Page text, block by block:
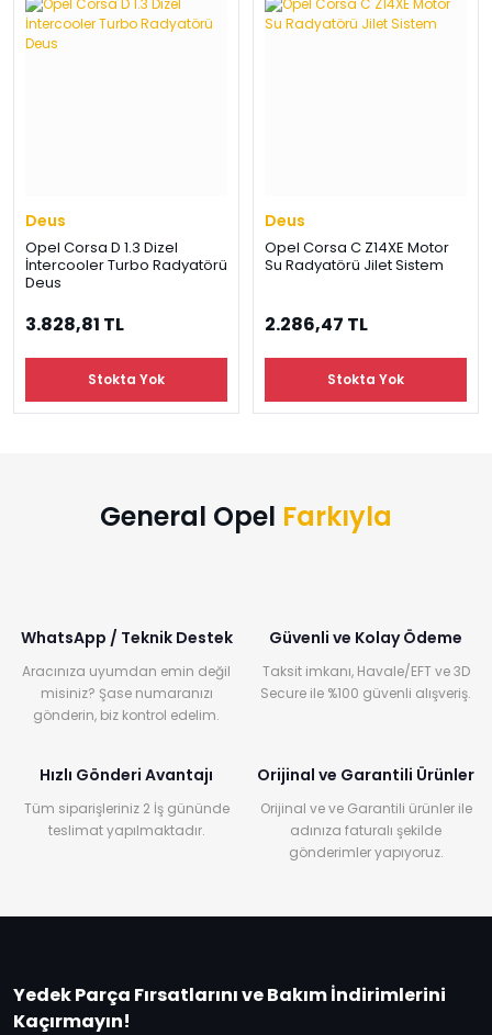
Beni
OCP
K
›
Ş
›
A
›
Deus
Opel Corsa D 1.3 Dizel
İntercooler Turbo Radyatörü
Deus
3.828,81 TL
Stokta Yok
Deus
Opel Corsa C Z14XE Motor
Su Radyatörü Jilet Sistem
2.286,47 TL
Stokta Yok
General Opel Farkıyla
WhatsApp / Teknik Destek
Aracınıza uyumdan emin değil
misiniz? Şase numaranızı
gönderin, biz kontrol edelim.
Güvenli ve Kolay Ödeme
Taksit imkanı, Havale/EFT ve 3D
Secure ile %100 güvenli alışveriş.
Hızlı Gönderi Avantajı
Tüm siparişleriniz 2 İş gününde
teslimat yapılmaktadır.
Orijinal ve Garantili Ürünler
Orijinal ve ve Garantili ürünler ile
adınıza faturalı şekilde
gönderimler yapıyoruz.
Yedek Parça Fırsatlarını ve Bakım İndirimlerini
Kaçırmayın!